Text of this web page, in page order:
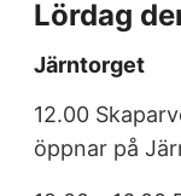
Lördag
Järntorget
12.00
öppnar på